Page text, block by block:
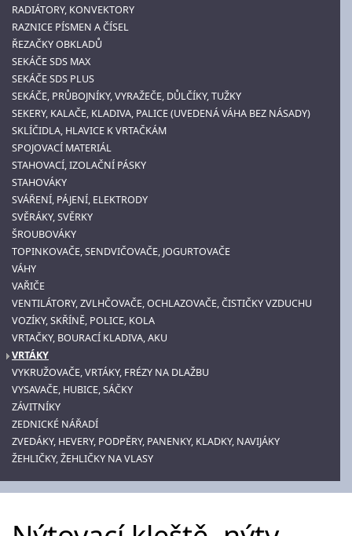
RADIÁTORY, KONVEKTORY
RAZNICE PÍSMEN A ČÍSEL
ŘEZAČKY OBKLADŮ
SEKÁČE SDS MAX
SEKÁČE SDS PLUS
SEKÁČE, PRŮBOJNÍKY, VYRAŽEČE, DŮLČÍKY, TUŽKY
SEKERY, KALAČE, KLADIVA, PALICE (UVEDENÁ VÁHA BEZ NÁSADY)
SKLÍČIDLA, HLAVICE K VRTAČKÁM
SPOJOVACÍ MATERIÁL
STAHOVACÍ, IZOLAČNÍ PÁSKY
STAHOVÁKY
SVÁŘENÍ, PÁJENÍ, ELEKTRODY
SVĚRÁKY, SVĚRKY
ŠROUBOVÁKY
TOPINKOVAČE, SENDVIČOVAČE, JOGURTOVAČE
VÁHY
VAŘIČE
VENTILÁTORY, ZVLHČOVAČE, OCHLAZOVAČE, ČISTIČKY VZDUCHU
VOZÍKY, SKŘÍNĚ, POLICE, KOLA
VRTAČKY, BOURACÍ KLADIVA, AKU
VRTÁKY
VYKRUŽOVAČE, VRTÁKY, FRÉZY NA DLAŽBU
VYSAVAČE, HUBICE, SÁČKY
ZÁVITNÍKY
ZEDNICKÉ NÁŘADÍ
ZVEDÁKY, HEVERY, PODPĚRY, PANENKY, KLADKY, NAVIJÁKY
ŽEHLIČKY, ŽEHLIČKY NA VLASY